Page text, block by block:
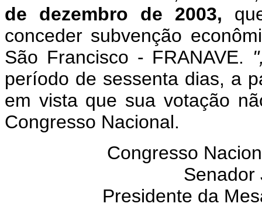
de dezembro de 2003,
conceder subvenção
São Francisco - FRANAVE.
período de sessenta dias, a
em vista que sua votação
Congresso Nacional.
Congresso
Senador
Presidente da